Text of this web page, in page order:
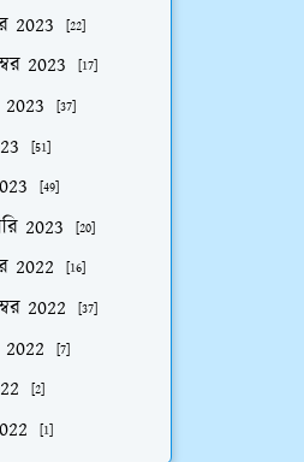
2023 [22]
2023 [17]
[37]
[51]
[49]
2023 [20]
2022 [16]
2022 [37]
[7]
[2]
[1]